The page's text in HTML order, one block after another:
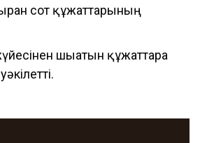
сот құжаттарының
шығатын құжаттарға